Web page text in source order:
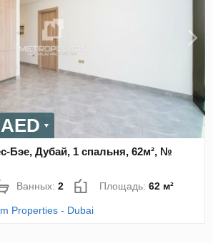
Бэе, Дубай, 1 спальня, 62м², №
Ванных:2 Площадь:62 м²
Properties - Dubai